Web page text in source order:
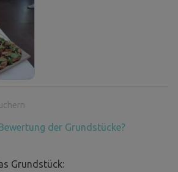
der Grundstücke?
Grundstück: